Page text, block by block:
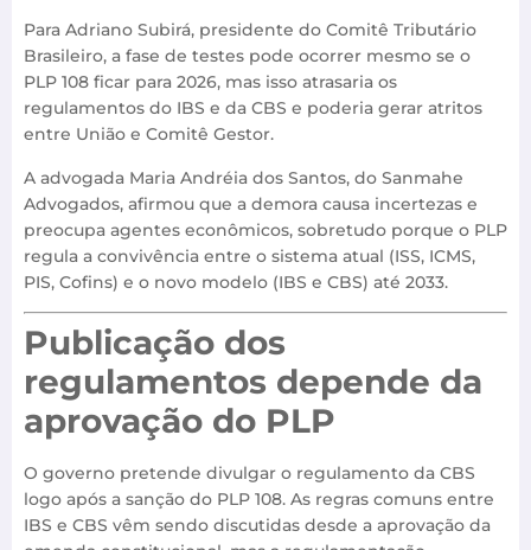
Para Adriano Subirá, presidente do Comitê Tributário
Brasileiro, a fase de testes pode ocorrer mesmo se o
PLP 108 ficar para 2026, mas isso atrasaria os
regulamentos do IBS e da CBS e poderia gerar atritos
entre União e Comitê Gestor.
A advogada Maria Andréia dos Santos, do Sanmahe
Advogados, afirmou que a demora causa incertezas e
preocupa agentes econômicos, sobretudo porque o PLP
regula a convivência entre o sistema atual (ISS, ICMS,
PIS, Cofins) e o novo modelo (IBS e CBS) até 2033.
Publicação dos
regulamentos depende da
aprovação do PLP
O governo pretende divulgar o regulamento da CBS
logo após a sanção do PLP 108. As regras comuns entre
IBS e CBS vêm sendo discutidas desde a aprovação da